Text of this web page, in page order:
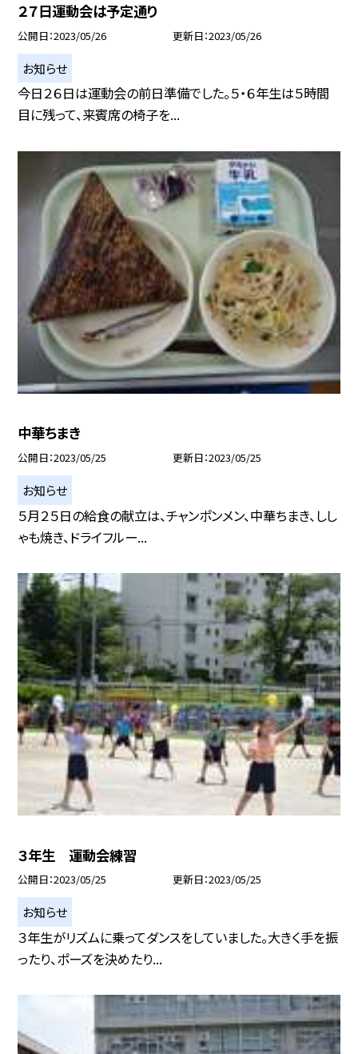
２７日運動会は予定通り
公開日 2023/05/26 更新日 2023/05/26
お知らせ
今日２６日は運動会の前日準備でした。５・６年生は５時間
目に残って、来賓席の椅子を...
中華ちまき
公開日 2023/05/25 更新日 2023/05/25
お知らせ
５月２５日の給食の献立は、チャンポンメン、中華ちまき、しし
ゃも焼き、ドライフルー...
３年生 運動会練習
公開日 2023/05/25 更新日 2023/05/25
お知らせ
３年生がリズムに乗ってダンスをしていました。大きく手を振
ったり、ポーズを決めたり...